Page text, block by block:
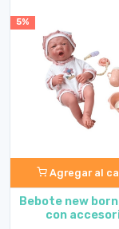
5%
Agregar al
Bebote new
con